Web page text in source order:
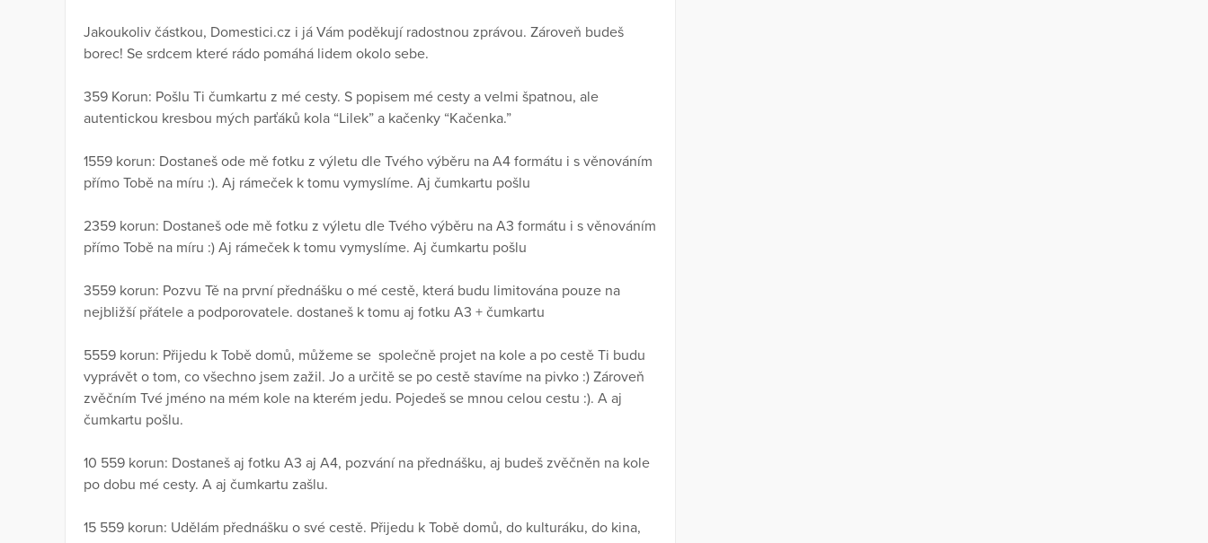
Jakoukoliv částkou, Domestici.cz i já Vám poděkují radostnou zprávou. Zároveň budeš
borec! Se srdcem které rádo pomáhá lidem okolo sebe.
359 Korun: Pošlu Ti čumkartu z mé cesty. S popisem mé cesty a velmi špatnou, ale
autentickou kresbou mých parťáků kola “Lilek” a kačenky “Kačenka.”
1559 korun: Dostaneš ode mě fotku z výletu dle Tvého výběru na A4 formátu i s věnováním
přímo Tobě na míru :). Aj rámeček k tomu vymyslíme. Aj čumkartu pošlu
2359 korun: Dostaneš ode mě fotku z výletu dle Tvého výběru na A3 formátu i s věnováním
přímo Tobě na míru :) Aj rámeček k tomu vymyslíme. Aj čumkartu pošlu
3559 korun: Pozvu Tě na první přednášku o mé cestě, která budu limitována pouze na
nejbližší přátele a podporovatele. dostaneš k tomu aj fotku A3 + čumkartu
5559 korun: Přijedu k Tobě domů, můžeme se společně projet na kole a po cestě Ti budu
vyprávět o tom, co všechno jsem zažil. Jo a určitě se po cestě stavíme na pivko :) Zároveň
zvěčním Tvé jméno na mém kole na kterém jedu. Pojedeš se mnou celou cestu :). A aj
čumkartu pošlu.
10 559 korun: Dostaneš aj fotku A3 aj A4, pozvání na přednášku, aj budeš zvěčněn na kole
po dobu mé cesty. A aj čumkartu zašlu.
15 559 korun: Udělám přednášku o své cestě. Přijedu k Tobě domů, do kulturáku, do kina,